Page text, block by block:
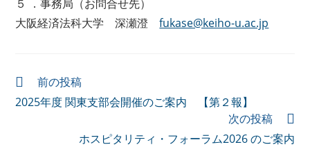
５ ．事務局（お問合せ先）
大阪経済法科大学 深瀬澄fukase@keiho-u.ac.jp
前の投稿
2025年度 関東支部会開催のご案内 【第２報】
次の投稿
ホスピタリティ・フォーラム2026 のご案内